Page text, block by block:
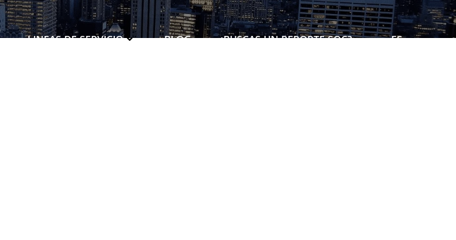
LINEAS DE SERVICIO BLOG ¿BUSCAS UN REPORTE SOC? ES